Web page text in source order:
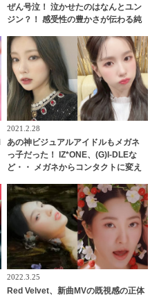
ぜん号泣！ 泣かせたのはなんとユン
ジン？！ 感受性の豊かさが伝わる純
2021.2.28
あの神ビジュアルアイドルもメガネ
っ子だった！ IZ*ONE、(G)I-DLEな
ど・・ メガネからコンタクトに変え
ち
2022.3.25
Red Velvet、新曲MVの既視感の正体